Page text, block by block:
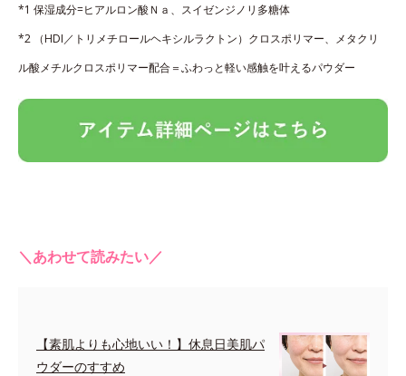
*1 保湿成分=ヒアルロン酸Ｎａ、スイゼンジノリ多糖体
*2 （HDI／トリメチロールヘキシルラクトン）クロスポリマー、メタクリ
ル酸メチルクロスポリマー配合＝ふわっと軽い感触を叶えるパウダー
＼あわせて読みたい／
【素肌よりも心地いい！】休息日美肌パ
ウダーのすすめ